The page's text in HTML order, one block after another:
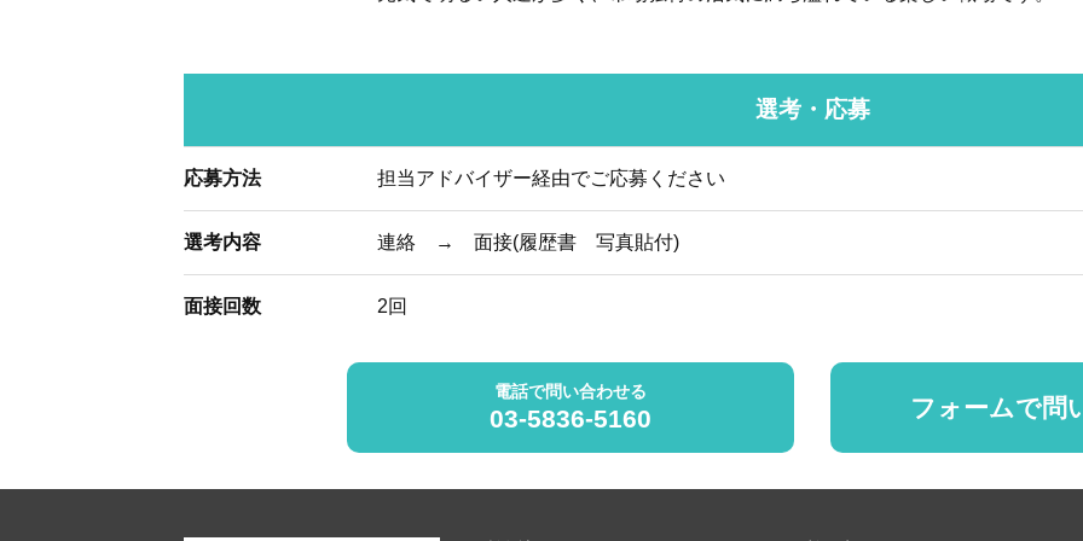
選考・応募
応募方法 担当アドバイザー経由でご応募ください
選考内容 連絡 → 面接(履歴書 写真貼付)
面接回数 2回
電話で問い合わせる
03-5836-5160 フォームで問